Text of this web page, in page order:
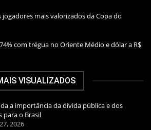
jogadores mais valorizados da Copa do
com trégua no Oriente Médio e dólar a R$
VISUALIZADOS
a importância da dívida pública e dos
para o Brasil
2026